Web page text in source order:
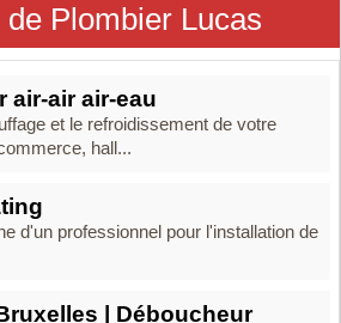
Plombier Lucas
air-air air-eau
et le refroidissement de votre
hall...
d'un professionnel pour l'installation de
| Déboucheur